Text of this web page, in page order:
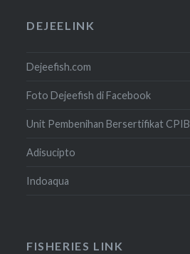
DEJEELINK
Dejeefish.com
Foto Dejeefish di Facebook
Unit Pembenihan Bersertifikat CPIB
Adisucipto
Indoaqua
FISHERIES LINK